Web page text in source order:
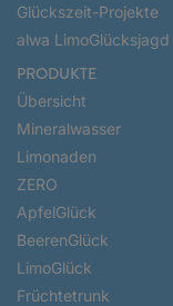
Glückszeit-Projekte
alwa LimoGlücksjagd
PRODUKTE
Übersicht
Mineralwasser
Limonaden
ZERO
ApfelGlück
BeerenGlück
LimoGlück
Früchtetrunk